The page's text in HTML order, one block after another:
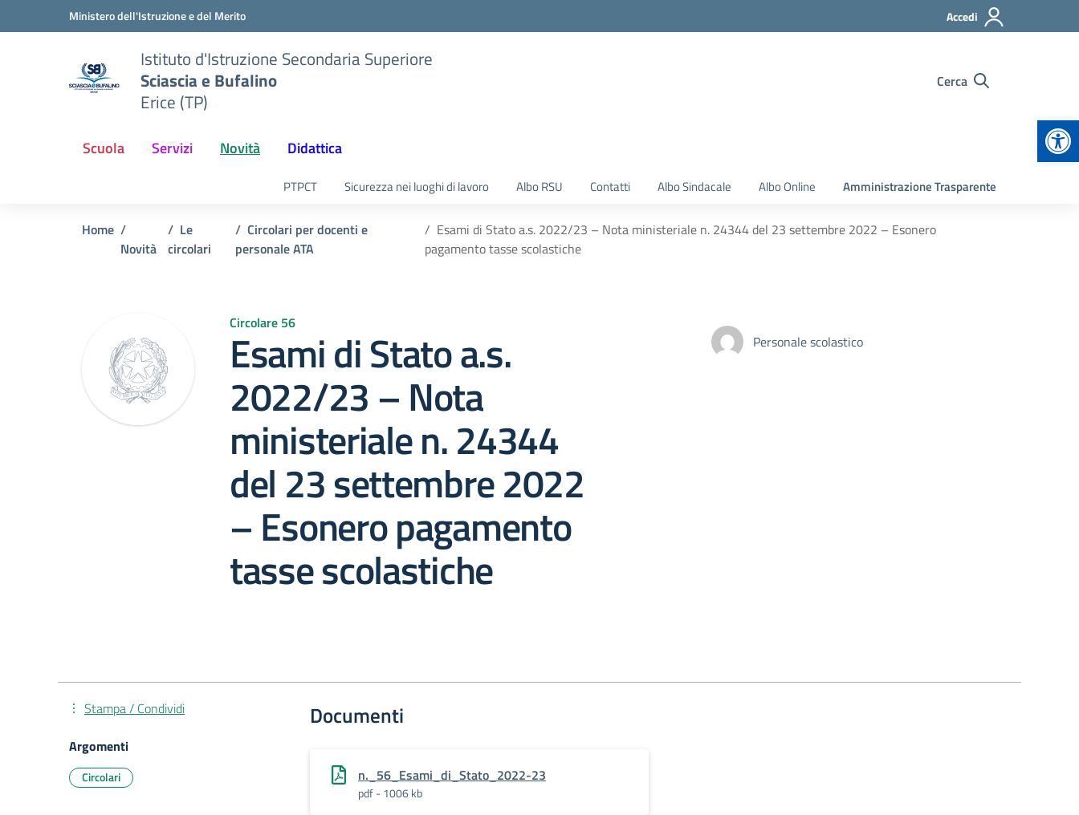
Vai ai contenuti
Vai al menu di navigazioneMinistero dell'Istruzione e del Merito Accedi
Istituto d'Istruzione Secondaria Superiore
Sciascia e Bufalino
Erice (TP)
Cerca
Scuola Servizi Novità Didattica
PTPCT Sicurezza nei luoghi di lavoro Albo RSU Contatti Albo Sindacale Albo Online Amministrazione Trasparente
Home
Novità
Le
circolari
Circolari per docenti e
personale ATA
Esami di Stato a.s. 2022/23 – Nota ministeriale n. 24344 del 23 settembre 2022 – Esonero
pagamento tasse scolastiche
Circolare 56
Esami di Stato a.s.
2022/23 – Nota
ministeriale n. 24344
del 23 settembre 2022
– Esonero pagamento
tasse scolastiche
Personale scolastico
Documenti
n._56_Esami_di_Stato_2022-23
pdf - 1006 kb
Stampa / Condividi
Argomenti
Circolari